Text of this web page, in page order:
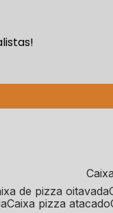
de pizza oitavada
caixa pizza atacado